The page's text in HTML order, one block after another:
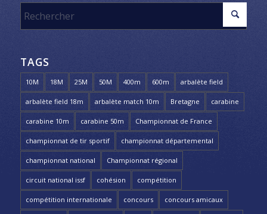
TAGS
10M 18M 25M 50M 400m 600m arbalète field
arbalète field 18m arbalète match 10m Bretagne carabine
carabine 10m carabine 50m Championnat de France
championnat de tir sportif championnat départemental
championnat national Championnat régional
circuit national issf cohésion compétition
compétition internationale concours concours amicaux